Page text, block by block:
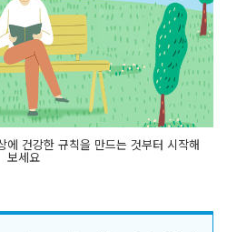
에 건강한 규칙을 만드는 것부터 시작해
보세요